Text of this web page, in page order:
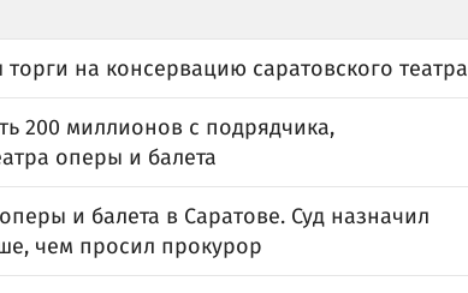
на консервацию саратовского театра
200 миллионов с подрядчика,
оперы и балета
и балета в Саратове. Суд назначил
чем просил прокурор